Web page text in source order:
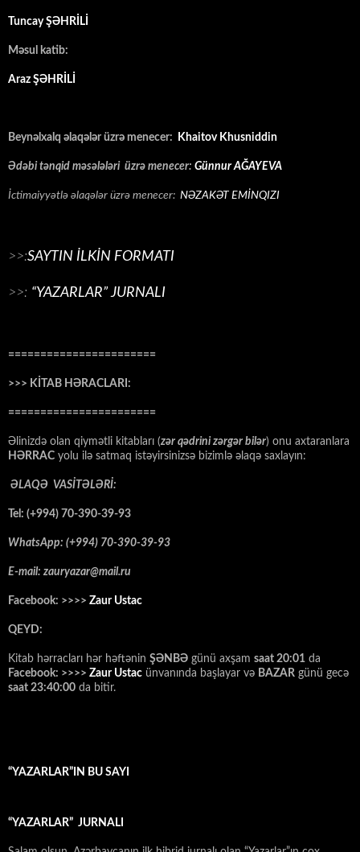
Tuncay ŞƏHRİLİ
Məsul katib:
Araz ŞƏHRİLİ
Beynəlxalq əlaqələr üzrə menecer: Khaitov Khusniddin
Ədəbi tənqid məsələləri üzrə menecer: Günnur AĞAYEVA
İctimaiyyətlə əlaqələr üzrə menecer: NƏZAKƏT EMİNQIZI
>>:SAYTIN İLKİN FORMATI
>>: “YAZARLAR” JURNALI
=======================
>>> KİTAB HƏRACLARI:
=======================
Əlinizdə olan qiymətli kitabları (zər qədrini zərgər bilər) onu axtaranlara
HƏRRAC yolu ilə satmaq istəyirsinizsə bizimlə əlaqə saxlayın:
ƏLAQƏ VASİTƏLƏRİ:
Tel: (+994) 70-390-39-93
WhatsApp: (+994) 70-390-39-93
E-mail: zauryazar@mail.ru
Facebook: >>>> Zaur Ustac
QEYD:
Kitab hərracları hər həftənin ŞƏNBƏ günü axşam saat 20:01 da
Facebook: >>>> Zaur Ustac ünvanında başlayar və BAZAR günü gecə
saat 23:40:00 da bitir.
“YAZARLAR”IN BU SAYI
“YAZARLAR” JURNALI